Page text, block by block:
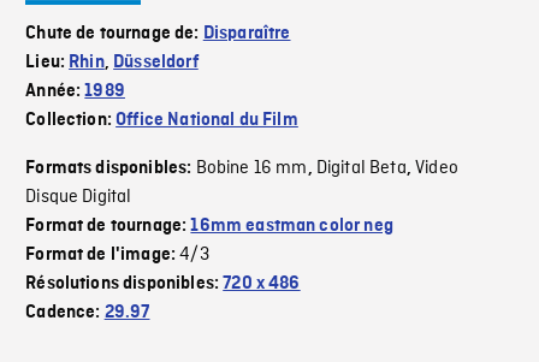
Chute de tournage de: Disparaître
Lieu: Rhin, Düsseldorf
Année:1989
Collection:Office National du Film
Formats disponibles: Bobine 16 mm, Digital Beta,Video
Disque Digital
Format de tournage:16mm eastman color neg
Format de l'image:4/3
Résolutions disponibles:720 x 486
Cadence: 29.97